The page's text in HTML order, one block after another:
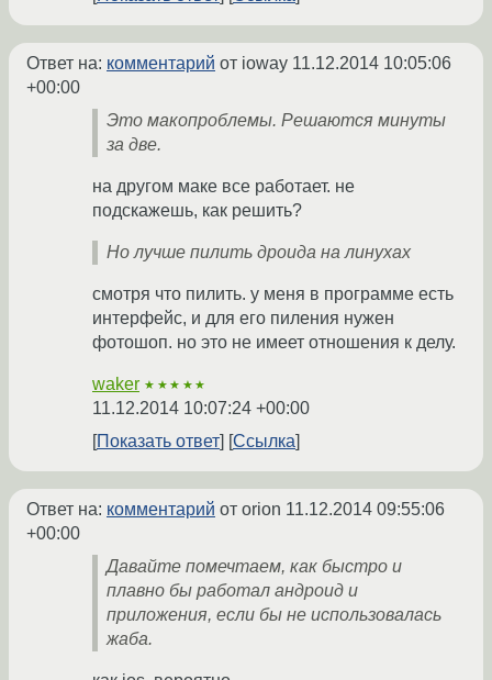
Ответ на: комментарий от ioway 11.12.2014 10:05:06
+00:00
Это макопроблемы. Решаются минуты
за две.
на другом маке все работает. не
подскажешь, как решить?
Но лучше пилить дроида на линухах
смотря что пилить. у меня в программе есть
интерфейс, и для его пиления нужен
фотошоп. но это не имеет отношения к делу.
waker ★★★★★
11.12.2014 10:07:24 +00:00
Показать ответ
Ссылка
Ответ на: комментарий от orion 11.12.2014 09:55:06
+00:00
Давайте помечтаем, как быстро и
плавно бы работал андроид и
приложения, если бы не использовалась
жаба.